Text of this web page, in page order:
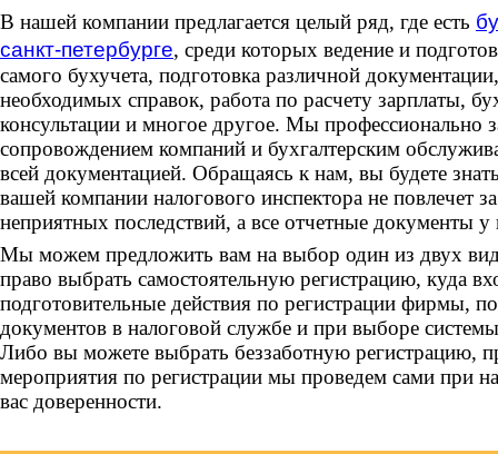
В нашей компании предлагается целый ряд, где есть
санкт-петербурге, среди которых ведение и
самого бухучета, подготовка различной
необходимых справок, работа по расчету зарплаты,
консультации и многое другое. Мы профессионально
сопровождением компаний и бухгалтерским
всей документацией. Обращаясь к нам, вы будете
вашей компании налогового инспектора не повлечет
неприятных последствий, а все отчетные документы
Мы можем предложить вам на выбор один из двух
право выбрать самостоятельную регистрацию, куда
подготовительные действия по регистрации фирмы,
документов в налоговой службе и при выборе
Либо вы можете выбрать беззаботную регистрацию,
мероприятия по регистрации мы проведем сами при
вас доверенности.